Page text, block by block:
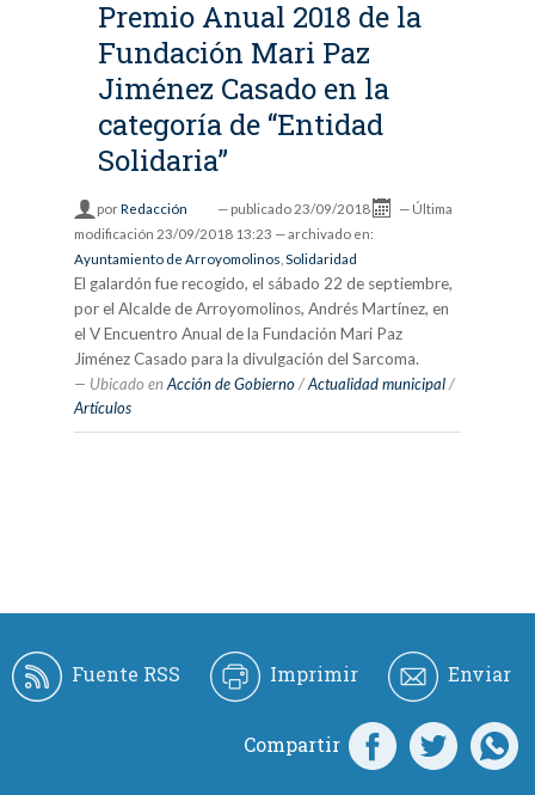
Premio Anual 2018 de la
Fundación Mari Paz
Jiménez Casado en la
categoría de “Entidad
Solidaria”
porRedacción — publicado 23/09/2018 — Última
modificación 23/09/2018 13:23 — archivado en:
Ayuntamiento de Arroyomolinos Solidaridad
El galardón fue recogido, el sábado 22 de septiembre,
por el Alcalde de Arroyomolinos, Andrés Martínez, en
el V Encuentro Anual de la Fundación Mari Paz
Jiménez Casado para la divulgación del Sarcoma.
Ubicado en Acción de Gobierno /Actualidad municipal /
Artículos
Fuente RSS Imprimir Enviar
Compartir